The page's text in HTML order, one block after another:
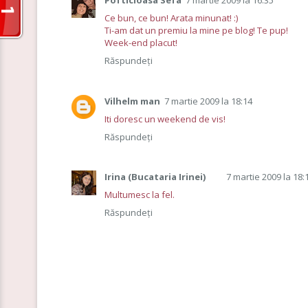
Ce bun, ce bun! Arata minunat! :)
Ti-am dat un premiu la mine pe blog! Te pup!
Week-end placut!
Răspundeți
Vilhelm man 7 martie 2009 la 18:14
Iti doresc un weekend de vis!
Răspundeți
Irina (Bucataria Irinei)
7 martie 2009 la
Multumesc la fel.
Răspundeți